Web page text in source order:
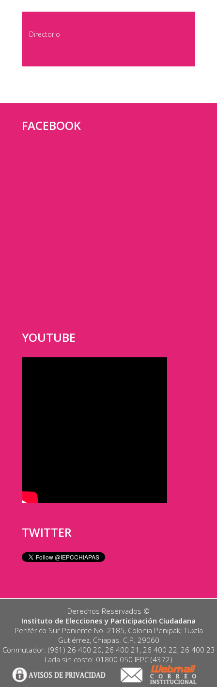
Directorio
FACEBOOK
YOUTUBE
TWITTER
Derechos Reservados ©️
Instituto de Elecciones y Participación Ciudadana
Periférico Sur Poniente No. 2185, Colonia Penipak; Tuxtla
Gutiérrez, Chiapas. C.P. 29060
Conmutador: (961) 26 400 20, 26 400 21, 26 400 22, 26 400 23
Lada sin costo: 01800 050 IEPC (4372)